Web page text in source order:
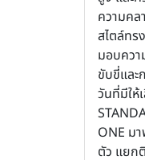
ความค
สไตล์ทร
มอบคว
ขับขี่และ
วันที่มีให้
ONE ม
ตัว แยก